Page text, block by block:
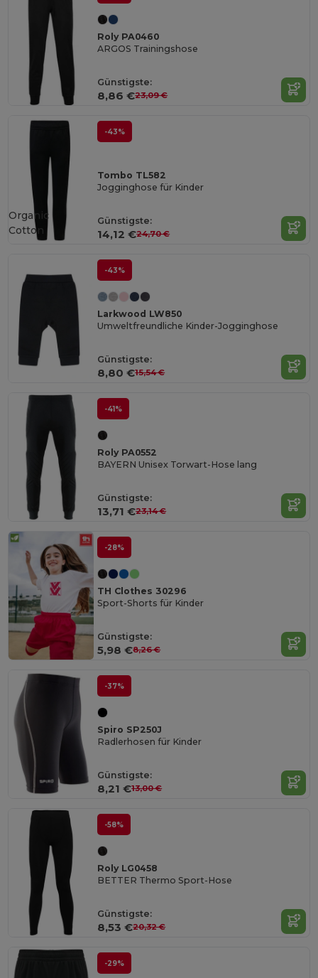
Roly PA0460
ARGOS Trainingshose
Günstigste:
8,86 €23,09 €
-43%
Tombo TL582
Jogginghose für Kinder
Günstigste:
14,12 €24,70 €
Organic
Cotton
-43%
Larkwood LW850
Umweltfreundliche Kinder-Jogginghose
Günstigste:
8,80 €15,54 €
-41%
Roly PA0552
BAYERN Unisex Torwart-Hose lang
Günstigste:
13,71 €23,14 €
-28%
TH Clothes 30296
Sport-Shorts für Kinder
Günstigste:
5,98 €8,26 €
-37%
Spiro SP250J
Radlerhosen für Kinder
Günstigste:
8,21 €13,00 €
-58%
Roly LG0458
BETTER Thermo Sport-Hose
Günstigste:
8,53 €20,32 €
-29%